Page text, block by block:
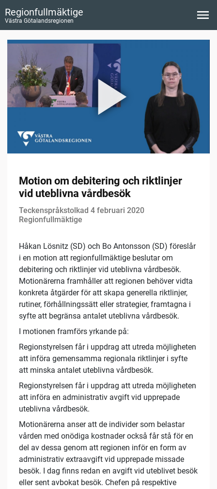
Regionfullmäktige
Västra Götalandsregionen
Motion om debitering och riktlinjer
vid uteblivna vårdbesök
Teckenspråkstolkad 4 februari 2020
Regionfullmäktige
Håkan Lösnitz (SD) och Bo Antonsson (SD) föreslår
i en motion att regionfullmäktige beslutar om
debitering och riktlinjer vid uteblivna vårdbesök.
Motionärerna framhåller att regionen behöver vidta
konkreta åtgärder för att skapa generella riktlinjer,
rutiner, förhållningssätt eller strategier, framtagna i
syfte att begränsa antalet uteblivna vårdbesök.
I motionen framförs yrkande på:
Regionstyrelsen får i uppdrag att utreda möjligheten
att införa gemensamma regionala riktlinjer i syfte
att minska antalet uteblivna vårdbesök.
Regionstyrelsen får i uppdrag att utreda möjligheten
att införa en administrativ avgift vid upprepade
uteblivna vårdbesök.
Motionärerna anser att de individer som belastar
vården med onödiga kostnader också får stå för en
del av dessa genom att regionen inför en form av
administrativ extraavgift vid upprepade missade
besök. I dag finns redan en avgift vid uteblivet besök
eller sent avbokat besök. Chefen på respektive